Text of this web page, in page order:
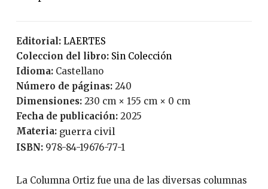
Editorial:
LAERTES
Coleccion del libro:
Sin Colección
Idioma:
Castellano
Número de páginas:
240
Dimensiones: 230 cm × 155 cm × 0 cm
Fecha de publicación:
2025
Materia: guerra civil
ISBN: 978-84-19676-77-1
La Columna Ortiz fue una de las diversas columnas